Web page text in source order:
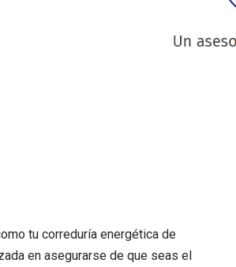
tu correduría energética de
en asegurarse de que seas el